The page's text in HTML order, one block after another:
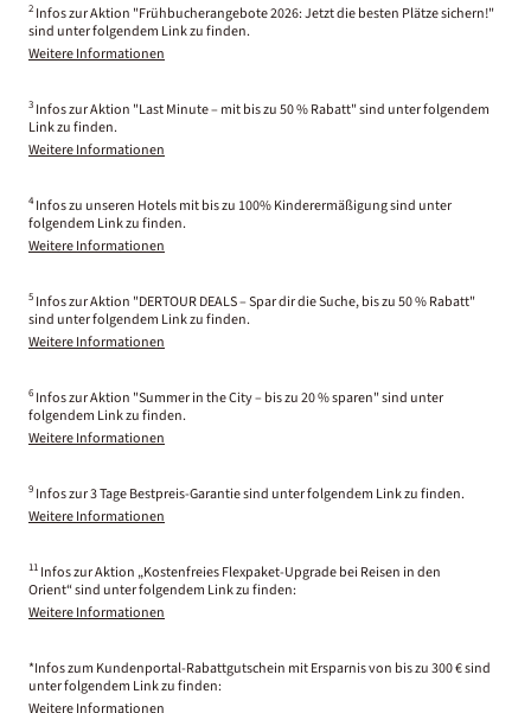
2 Infos zur Aktion "Frühbucherangebote 2026: Jetzt die besten Plätze sichern!"
sind unter folgendem Link zu finden.
Weitere Informationen
3 Infos zur Aktion "Last Minute – mit bis zu 50 % Rabatt" sind unter folgendem
Link zu finden.
Weitere Informationen
4 Infos zu unseren Hotels mit bis zu 100% Kinderermäßigung sind unter
folgendem Link zu finden.
Weitere Informationen
5 Infos zur Aktion "DERTOUR DEALS – Spar dir die Suche, bis zu 50 % Rabatt"
sind unter folgendem Link zu finden.
Weitere Informationen
6 Infos zur Aktion "Summer in the City – bis zu 20 % sparen" sind unter
folgendem Link zu finden.
Weitere Informationen
9 Infos zur 3 Tage Bestpreis-Garantie sind unter folgendem Link zu finden.
Weitere Informationen
11 Infos zur Aktion „Kostenfreies Flexpaket-Upgrade bei Reisen in den
Orient“ sind unter folgendem Link zu finden:
Weitere Informationen
*Infos zum Kundenportal-Rabattgutschein mit Ersparnis von bis zu 300 € sind
unter folgendem Link zu finden:
Weitere Informationen